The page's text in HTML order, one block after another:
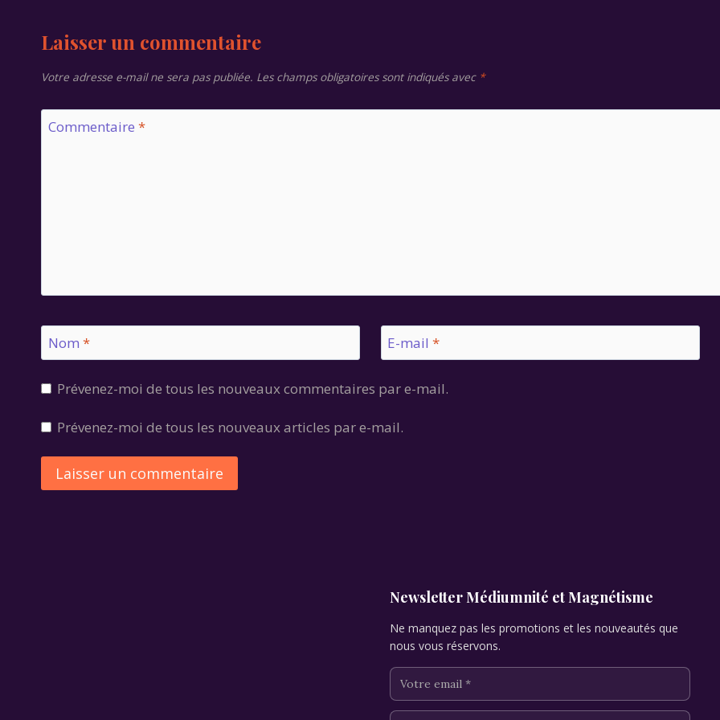
Laisser un commentaire
Votre adresse e-mail ne sera pas publiée. Les champs obligatoires sont indiqués avec *
Commentaire *
Nom * E-mail *
Prévenez-moi de tous les nouveaux commentaires par e-mail.
Prévenez-moi de tous les nouveaux articles par e-mail.
Newsletter Médiumnité et Magnétisme
Ne manquez pas les promotions et les nouveautés que
nous vous réservons.